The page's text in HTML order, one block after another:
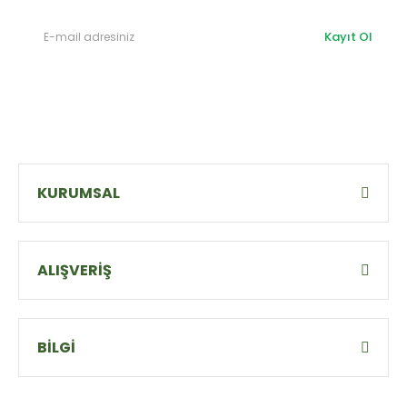
Kayıt Ol
KURUMSAL
ALIŞVERİŞ
BİLGİ